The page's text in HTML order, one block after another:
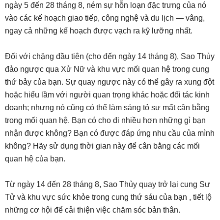
ngày 5 đến 28 tháng 8, ném sự hỗn loạn đặc trưng của nó
vào các kế hoạch giao tiếp, công nghệ và du lịch — vâng,
ngay cả những kế hoạch được vạch ra kỹ lưỡng nhất.
Đối với chặng đầu tiên (cho đến ngày 14 tháng 8), Sao Thủy
đảo ngược qua Xử Nữ và khu vực mối quan hệ trong cung
thứ bảy của bạn. Sự quay ngược này có thể gây ra xung đột
hoặc hiểu lầm với người quan trọng khác hoặc đối tác kinh
doanh; nhưng nó cũng có thể làm sáng tỏ sự mất cân bằng
trong mối quan hệ. Bạn có cho đi nhiều hơn những gì bạn
nhận được không? Bạn có được đáp ứng nhu cầu của mình
không? Hãy sử dụng thời gian này để cân bằng các mối
quan hệ của bạn.
Từ ngày 14 đến 28 tháng 8, Sao Thủy quay trở lại cung Sư
Tử và khu vực sức khỏe trong cung thứ sáu của bạn , tiết lộ
những cơ hội để cải thiện việc chăm sóc bản thân.